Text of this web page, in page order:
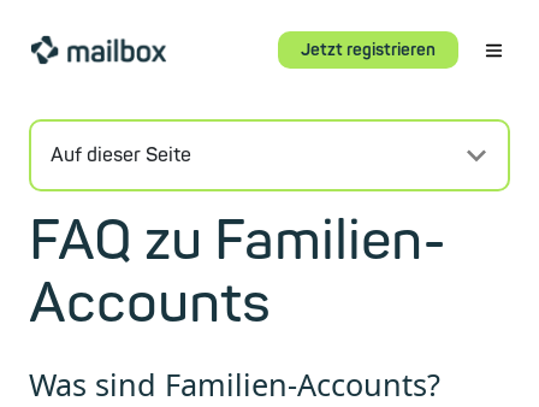
Jetzt registrieren
Auf dieser Seite
FAQ zu Familien-
Accounts
Was sind Familien-Accounts?